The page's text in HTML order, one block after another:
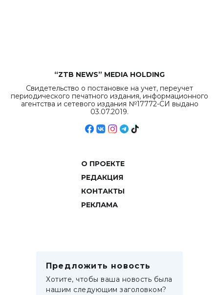
“ZTB NEWS” MEDIA HOLDING
Свидетельство о постановке на учет, переучет
периодического печатного издания, информационного
агентства и сетевого издания №17772-СИ выдано
03.07.2019.
О ПРОЕКТЕ
РЕДАКЦИЯ
КОНТАКТЫ
РЕКЛАМА
Предложить новость
Хотите, чтобы ваша новость была
нашим следующим заголовком?